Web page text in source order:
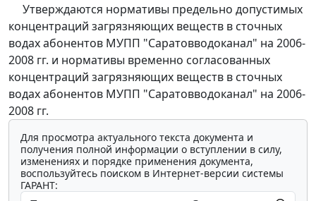
Утверждаются нормативы предельно допустимых
концентраций загрязняющих веществ в сточных
водах абонентов МУПП "Саратовводоканал" на 2006-
2008 гг. и нормативы временно согласованных
концентраций загрязняющих веществ в сточных
водах абонентов МУПП "Саратовводоканал" на 2006-
2008 гг.
Для просмотра актуального текста документа и
получения полной информации о вступлении в силу,
изменениях и порядке применения документа,
воспользуйтесь поиском в Интернет-версии системы
ГАРАНТ: